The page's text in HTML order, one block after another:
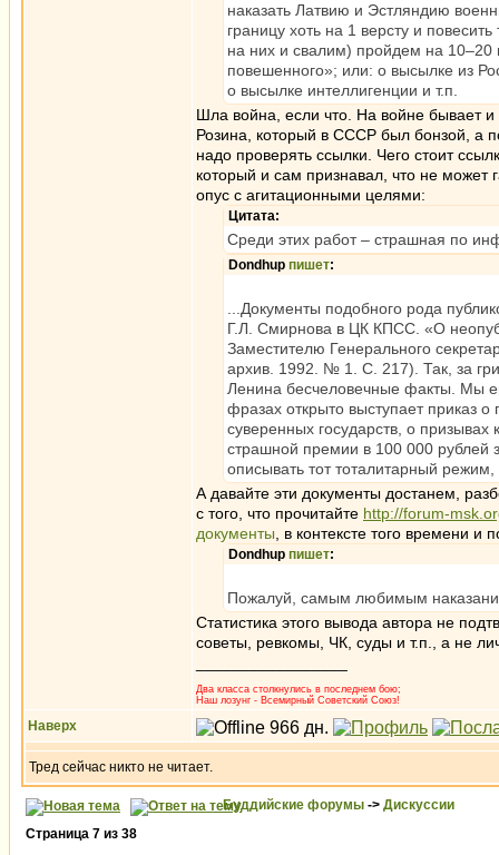
наказать Латвию и Эстляндию
границу хоть на 1 версту и
на них и свалим) пройдем на
повешенного»; или: о высылке из
о высылке интеллигенции и т.п.
Шла война, если что. На войне бывает
Розина, который в СССР был бонзой, а
надо проверять ссылки. Чего стоит
который и сам признавал, что не может
опус с агитационными целями:
Цитата:
Среди этих работ – страшная по
Dondhup пишет:
...Документы подобного рода
Г.Л. Смирнова в ЦК КПСС. «О
Заместителю Генерального
архив. 1992. № 1. С. 217). Так, за
Ленина бесчеловечные факты. Мы
фразах открыто выступает приказ
суверенных государств, о
страшной премии в 100 000 рублей
описывать тот тоталитарный
А давайте эти документы достанем,
с того, что прочитайте http://forum-
документы , в контексте того времени
Dondhup пишет:
Пожалуй, самым любимым
Статистика этого вывода автора не
советы, ревкомы, ЧК, суды и т.п., а не
Два класса столкнулись в последнем бою;
Наш лозунг - Всемирный Советский Союз!
Наверх
Тред сейчас никто не читает.
Буддийские форумы -> Дискуссии
Страница 7 из 38